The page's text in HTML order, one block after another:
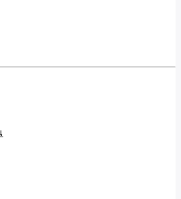
รับโพสขาย
การ